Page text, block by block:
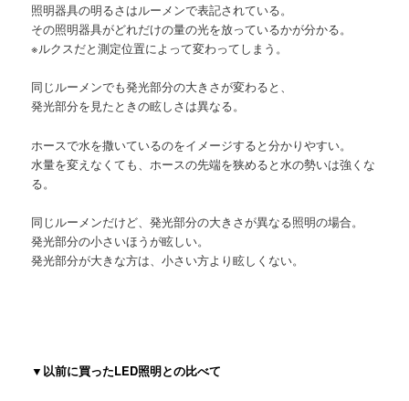
照明器具の明るさはルーメンで表記されている。
その照明器具がどれだけの量の光を放っているかが分かる。
※ルクスだと測定位置によって変わってしまう。
同じルーメンでも発光部分の大きさが変わると、
発光部分を見たときの眩しさは異なる。
ホースで水を撒いているのをイメージすると分かりやすい。
水量を変えなくても、ホースの先端を狭めると水の勢いは強くな
る。
同じルーメンだけど、発光部分の大きさが異なる照明の場合。
発光部分の小さいほうが眩しい。
発光部分が大きな方は、小さい方より眩しくない。
▼以前に買ったLED照明との比べて